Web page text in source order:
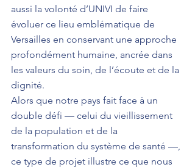
aussi la volonté d’UNIVI de faire
évoluer ce lieu emblématique de
Versailles en conservant une approche
profondément humaine, ancrée dans
les valeurs du soin, de l’écoute et de la
dignité.
Alors que notre pays fait face à un
double défi — celui du vieillissement
de la population et de la
transformation du système de santé —,
ce type de projet illustre ce que nous